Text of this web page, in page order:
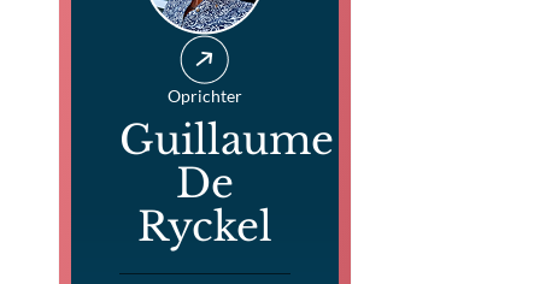
Oprichter
Guillaume
De
Ryckel